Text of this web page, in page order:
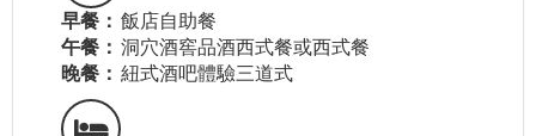
早餐： 飯店自助餐
午餐： 洞穴酒窖品酒西式餐或西式餐
晚餐： 紐式酒吧體驗三道式